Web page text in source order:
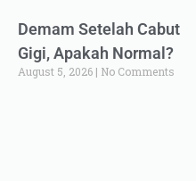
Demam Setelah Cabut
Gigi, Apakah Normal?
August 5, 2026 No Comments